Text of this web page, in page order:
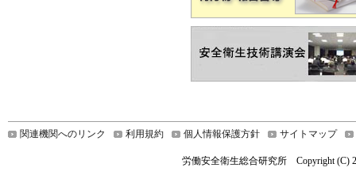
関連機関へのリンク 利用規約 個人情報保護方針 サイトマップ
労働安全衛生総合研究所 Copyright (C)